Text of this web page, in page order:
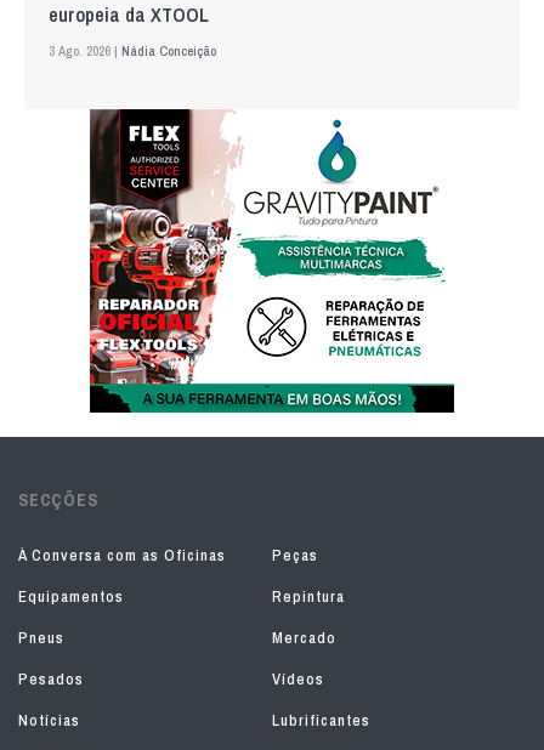
europeia da XTOOL
3 Ago. 2026 | Nádia Conceição
SECÇÕES
À Conversa com as Oficinas
Peças
Equipamentos
Repintura
Pneus
Mercado
Pesados
Vídeos
Notícias
Lubrificantes